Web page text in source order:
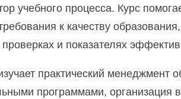
организатор. Проектирование и
и методика дошкольного
учебного процесса. Курс
к качеству
и показателях
практический менеджмент
программами, организация